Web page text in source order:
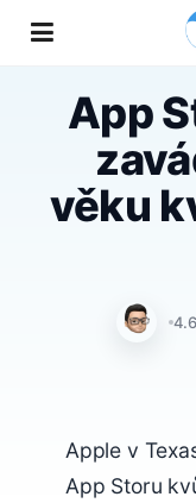
App
věku
Jan
Apple v
App Storu